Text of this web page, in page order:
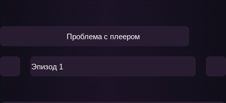
Проблема с плеером
Эпизод 1